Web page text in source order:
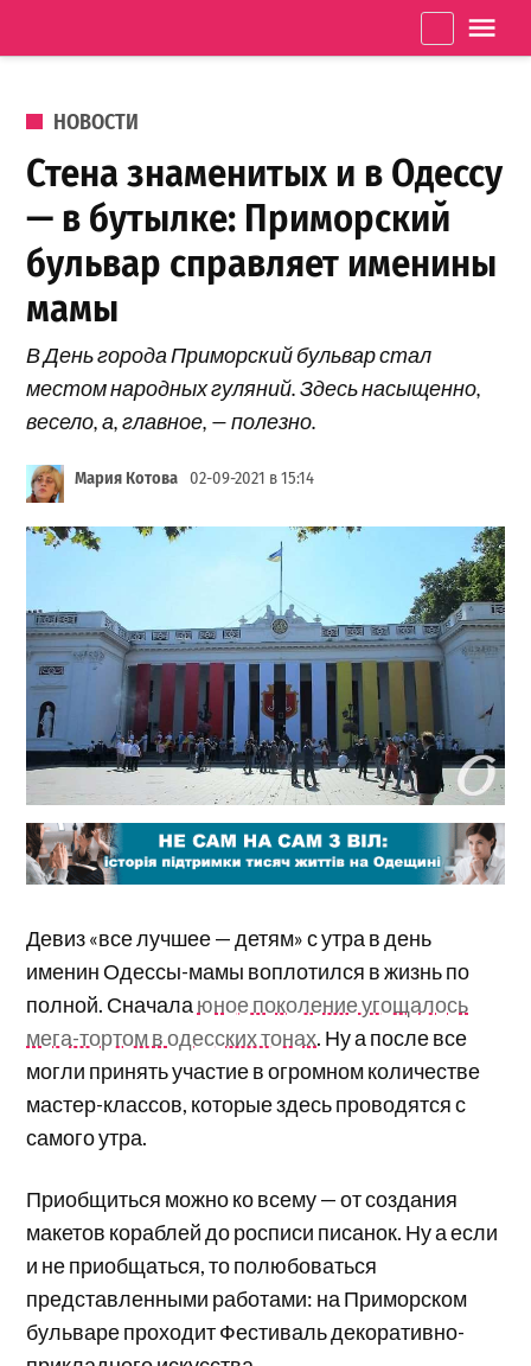
ОПУБЛИКОВАНО В
НОВОСТИ
Стена знаменитых и в Одессу
— в бутылке: Приморский
бульвар справляет именины
мамы
В День города Приморский бульвар стал
местом народных гуляний. Здесь насыщенно,
весело, а, главное, — полезно.
Мария Котова 02-09-2021 в 15:14
Девиз «все лучшее — детям» с утра в день
именин Одессы-мамы воплотился в жизнь по
полной. Сначалаюное поколение угощалось
мега-тортом в одесских тонах. Ну а после все
могли принять участие в огромном количестве
мастер-классов, которые здесь проводятся с
самого утра.
Приобщиться можно ко всему — от создания
макетов кораблей до росписи писанок. Ну а если
и не приобщаться, то полюбоваться
представленными работами: на Приморском
бульваре проходит Фестиваль декоративно-